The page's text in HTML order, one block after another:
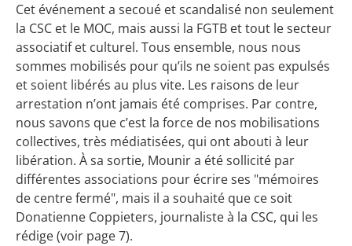
Cet événement a secoué et scandalisé non seulement
la CSC et le MOC, mais aussi la FGTB et tout le secteur
associatif et culturel. Tous ensemble, nous nous
sommes mobilisés pour qu’ils ne soient pas expulsés
et soient libérés au plus vite. Les raisons de leur
arrestation n’ont jamais été comprises. Par contre,
nous savons que c’est la force de nos mobilisations
collectives, très médiatisées, qui ont abouti à leur
libération. À sa sortie, Mounir a été sollicité par
différentes associations pour écrire ses "mémoires
de centre fermé", mais il a souhaité que ce soit
Donatienne Coppieters, journaliste à la CSC, qui les
rédige (voir page 7).